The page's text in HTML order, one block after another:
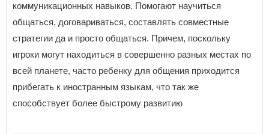
коммуникационных навыков. Помогают научиться
общаться, договариваться, составлять совместные
стратегии да и просто общаться. Причем, поскольку
игроки могут находиться в совершенно разных местах по
всей планете, часто ребенку для общения приходится
прибегать к иностранным языкам, что так же
способствует более быстрому развитию